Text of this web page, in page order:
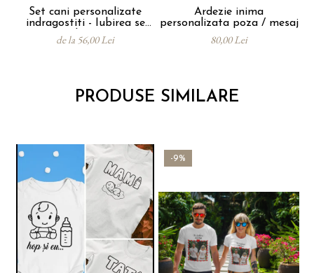
Set cani personalizate
indragostiti - Iubirea se
obtine
de la 56,00 Lei
Ardezie inima
personalizata poza / mesaj
80,00 Lei
PRODUSE SIMILARE
-9%